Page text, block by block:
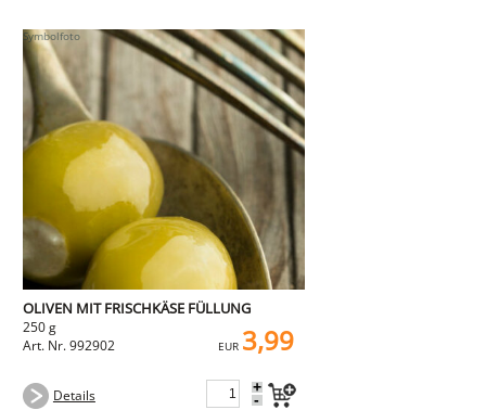
OLIVEN MIT FRISCHKÄSE FÜLLUNG
250 g
Art. Nr. 992902
EUR 3,99
Details +
-